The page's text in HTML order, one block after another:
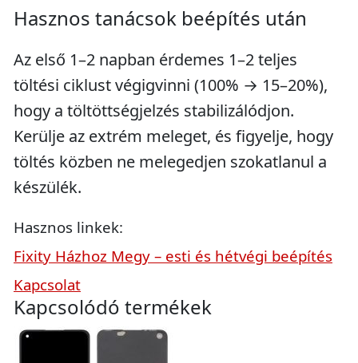
Hasznos tanácsok beépítés után
Az első 1–2 napban érdemes 1–2 teljes
töltési ciklust végigvinni (100% → 15–20%),
hogy a töltöttségjelzés stabilizálódjon.
Kerülje az extrém meleget, és figyelje, hogy
töltés közben ne melegedjen szokatlanul a
készülék.
Hasznos linkek:
Fixity Házhoz Megy – esti és hétvégi beépítés
Kapcsolat
Kapcsolódó termékek